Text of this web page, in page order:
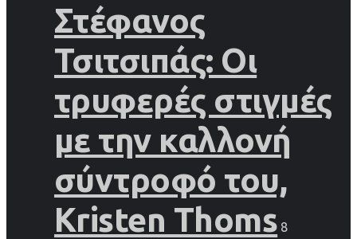
Στέφανος
Τσιτσιπάς: Οι
τρυφερές στιγμές
με την καλλονή
σύντροφό του,
Kristen Thoms 8